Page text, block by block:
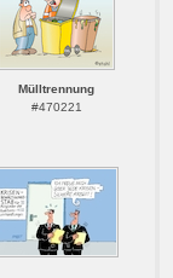
Mülltrennung
#470221